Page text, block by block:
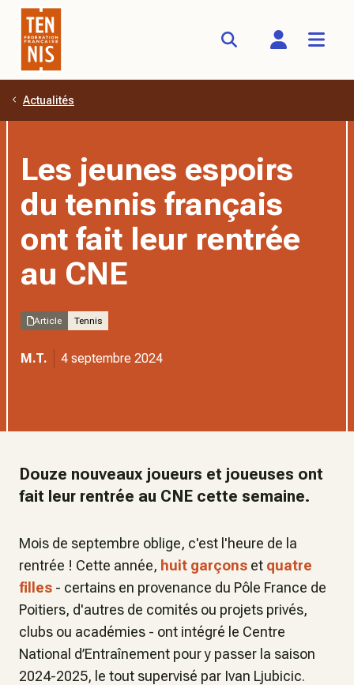
Aller au contenu principal
Actualités
Les jeunes espoirs
du tennis français
ont fait leur rentrée
au CNE
Article Tennis
M.T. 4 septembre 2024
Douze nouveaux joueurs et joueuses ont
fait leur rentrée au CNE cette semaine.
Mois de septembre oblige, c'est l'heure de la
rentrée ! Cette année, huit garçons et quatre
filles - certains en provenance du Pôle France de
Poitiers, d'autres de comités ou projets privés,
clubs ou académies - ont intégré le Centre
National d’Entraînement pour y passer la saison
2024-2025, le tout supervisé par Ivan Ljubicic.